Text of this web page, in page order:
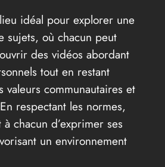
idéal pour explorer une
sujets, où chacun peut
des vidéos abordant
tout en restant
valeurs communautaires et
respectant les normes,
à chacun d’exprimer ses
un environnement